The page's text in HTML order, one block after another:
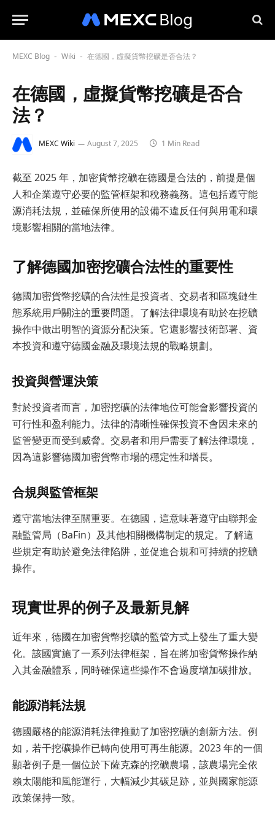
MEXC Blog - Wiki - 在德國，虛擬貨幣挖礦是否合法？
在德國，虛擬貨幣挖礦是否合
法？
MEXC Wiki August 7, 2025 1 Min Read
截至 2025 年，加密貨幣挖礦在德國是合法的，前提是個
人和企業遵守必要的監管框架和稅務義務。這包括遵守能
源消耗法規，並確保所使用的設備不違反任何與用電和環
境影響相關的當地法律。
了解德國加密挖礦合法性的重要性
德國加密貨幣挖礦的合法性是投資者、交易者和區塊鏈生
態系統用戶關注的重要問題。了解法律環境有助於在挖礦
操作中做出明智的資源分配決策。它還影響技術部署、資
本投資和遵守德國金融及環境法規的戰略規劃。
投資與營運決策
對於投資者而言，加密挖礦的法律地位可能會影響投資的
可行性和盈利能力。法律的清晰性確保投資不會因未來的
監管變更而受到威脅。交易者和用戶需要了解法律環境，
因為這影響德國加密貨幣市場的穩定性和增長。
合規與監管框架
遵守當地法律至關重要。在德國，這意味著遵守由聯邦金
融監管局（BaFin）及其他相關機構制定的規定。了解這
些規定有助於避免法律陷阱，並促進合規和可持續的挖礦
操作。
現實世界的例子及最新見解
近年來，德國在加密貨幣挖礦的監管方式上發生了重大變
化。該國實施了一系列法律框架，旨在將加密貨幣操作納
入其金融體系，同時確保這些操作不會過度增加碳排放。
能源消耗法規
德國嚴格的能源消耗法律推動了加密挖礦的創新方法。例
如，若干挖礦操作已轉向使用可再生能源。2023 年的一個
顯著例子是一個位於下薩克森的挖礦農場，該農場完全依
賴太陽能和風能運行，大幅減少其碳足跡，並與國家能源
政策保持一致。